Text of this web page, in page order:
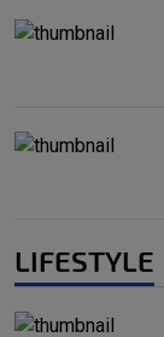
LIFESTYLE